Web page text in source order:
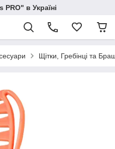
в Україні
Щітки, Гребінці та